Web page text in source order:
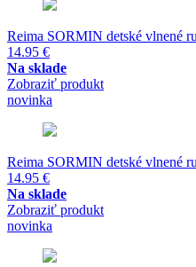
Reima SORMIN detské vlnené
14.95 €
Na sklade
Zobraziť produkt
novinka
Reima SORMIN detské vlnené
14.95 €
Na sklade
Zobraziť produkt
novinka